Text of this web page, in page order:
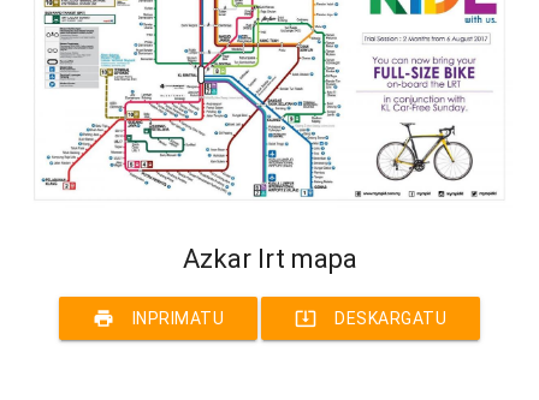
Azkar lrt mapa
print INPRIMATU system_update_alt DESKARGATU